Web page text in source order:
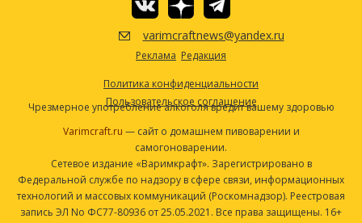
Другие ингредиенты
Стабилизатор PH 5.2
Желатин
0.5 чайная ложка
Ирландский мох
Посмотреть рецепт полностью
varimcraftnews@yandex.ru
Реклама Редакция
Политика конфиденциальности
Пользовательское соглашение
Чрезмерное употребление алкоголя вредит вашему здоровью
Varimcraft.ru — сайт о домашнем пивоварении и
самогоноварении.
Сетевое издание «Варимкрафт». Зарегистрировано в
Федеральной службе по надзору в сфере связи, информационных
технологий и массовых коммуникаций (Роскомнадзор). Реестровая
запись ЭЛ No ФС77-80936 от 25.05.2021. Все права защищены. 16+